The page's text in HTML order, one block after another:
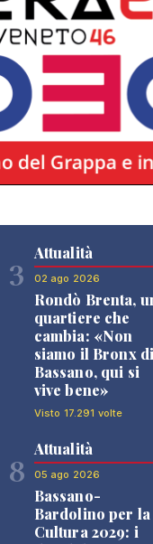
3
Attualità
02 ago 2026
Rondò Brenta,
quartiere che
cambia: «Non
siamo il Bronx
Bassano, qui si
vive bene»
Visto 17.291 volte
8
Attualità
05 ago 2026
Bassano-
Bardolino per la
Cultura 2029: i